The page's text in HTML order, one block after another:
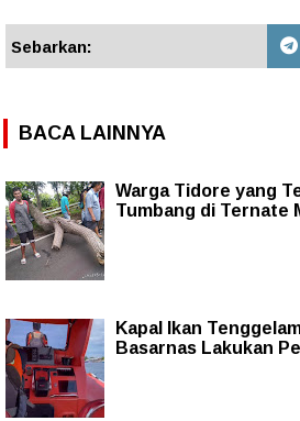
Sebarkan:
BACA LAINNYA
Warga Tidore yang
Tumbang di Ternate
Kapal Ikan
Basarnas Lakukan